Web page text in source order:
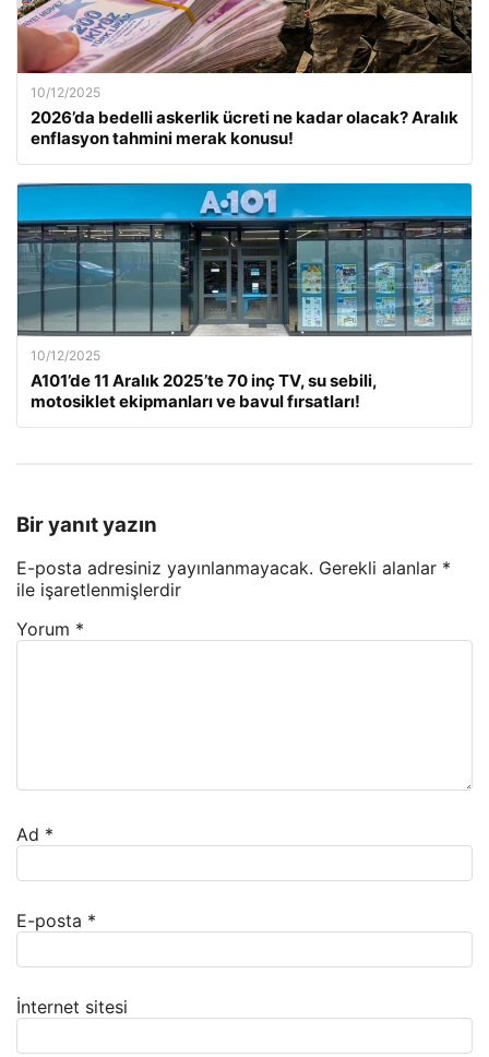
10/12/2025
2026’da bedelli askerlik ücreti ne kadar olacak? Aralık
enflasyon tahmini merak konusu!
10/12/2025
A101’de 11 Aralık 2025’te 70 inç TV, su sebili,
motosiklet ekipmanları ve bavul fırsatları!
Bir yanıt yazın
E-posta adresiniz yayınlanmayacak. Gerekli alanlar *
ile işaretlenmişlerdir
Yorum *
Ad *
E-posta *
İnternet sitesi